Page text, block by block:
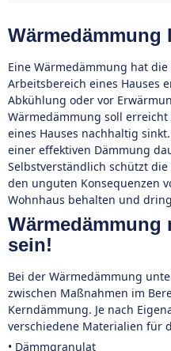
Wärmedämmung
Eine Wärmedämmung hat
Arbeitsbereich eines Hauses
Abkühlung oder vor
Wärmedämmung soll
eines Hauses nachhaltig
einer effektiven Dämmung
Selbstverständlich schützt
den unguten Konsequenzen
Wohnhaus behalten und
sein!
Bei der Wärmedämmung
zwischen Maßnahmen im
Kerndämmung. Je nach
verschiedene Materialien für
• Dämmgranulat